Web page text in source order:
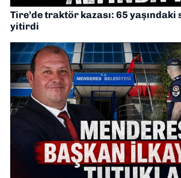
Tire’de traktör kazası: 65 yaşındaki
yitirdi